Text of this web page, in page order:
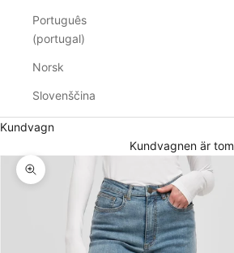
Português
(portugal)
Norsk
Slovenščina
Kundvagn
Kundvagnen är tom
Zooma